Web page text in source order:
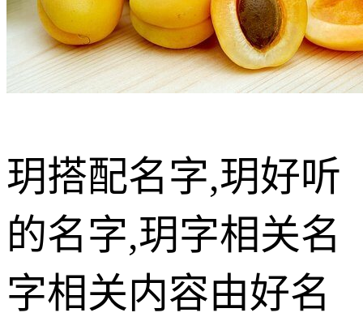
玥搭配名字,玥好听
的名字,玥字相关名
字相关内容由好名